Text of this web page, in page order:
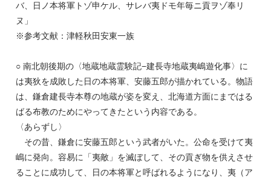
バ、日ノ本将軍トゾ申ケル、サレバ夷ドモ年毎ニ貢ヲゾ奉リ
ヌ」
※参考文献：津軽秋田安東一族
○ 南北朝後期の〈地蔵地蔵霊験記−建長寺地蔵夷嶋遊化事〉に
は夷狄を成敗した日の本将軍、安藤五郎が描かれている。物語
は、鎌倉建長寺本尊の地蔵が姿を変え、北海道方面にまではる
ばる布教のためにやってきたという内容である。
〈あらずし〉
その昔、鎌倉に安藤五郎という武者がいた。公命を受けて夷
嶋に発向。容易に「夷敵」を滅ぼして、その貢ぎ物を供えさせ
ることに成功して、日の本将軍と呼ばれるようになり、夷（ア